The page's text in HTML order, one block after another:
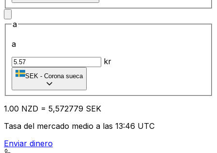
a
a
kr
SEK - Corona sueca
1.00 NZD = 5,572779 SEK
Tasa del mercado medio a las 13:46 UTC
Enviar dinero